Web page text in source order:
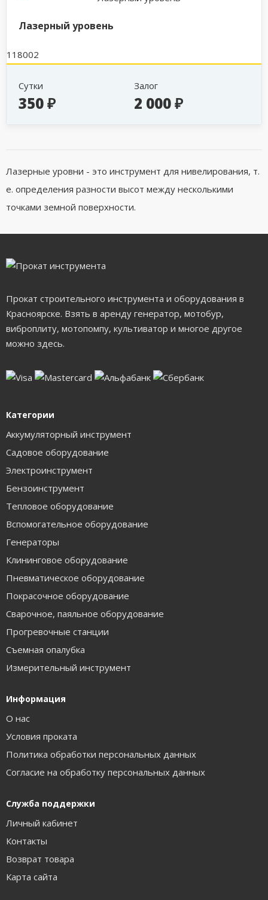
Лазерный уровень
118002
Сутки
350 ₽
Залог
2 000 ₽
Лазерные уровни - это инструмент для нивелирования, т.
е. определения разности высот между несколькими
точками земной поверхности.
Прокат строительного инструмента и оборудования в
Красноярске. Взять в аренду генератор, мотобур,
виброплиту, мотопомпу, культиватор и многое другое
можно здесь.
Категории
Аккумуляторный инструмент
Садовое оборудование
Электроинструмент
Бензоинструмент
Тепловое оборудование
Вспомогательное оборудование
Генераторы
Клининговое оборудование
Пневматическое оборудование
Покрасочное оборудование
Сварочное, паяльное оборудование
Прогревочные станции
Съемная опалубка
Измерительный инструмент
Информация
О нас
Условия проката
Политика обработки персональных данных
Согласие на обработку персональных данных
Служба поддержки
Личный кабинет
Контакты
Возврат товара
Карта сайта